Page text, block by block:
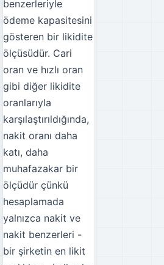
benzerleriyle
ödeme kapasitesini
gösteren bir likidite
ölçüsüdür. Cari
oran ve hızlı oran
gibi diğer likidite
oranlarıyla
karşılaştırıldığında,
nakit oranı daha
katı, daha
muhafazakar bir
ölçüdür çünkü
hesaplamada
yalnızca nakit ve
nakit benzerleri -
bir şirketin en likit